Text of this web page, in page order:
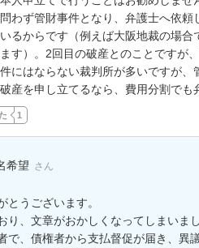
わず管財事件となり、弁護士へ依
るからです（例えば大阪地裁の場
す）。2回目の破産とのことですが
にはならない裁判所が多いですが
産を申し立てるなら、費用分割でも
1
希望 さん
とうございます。
り、文章がおかしくなってしまいまし
で、債権者から支払督促が届き、異